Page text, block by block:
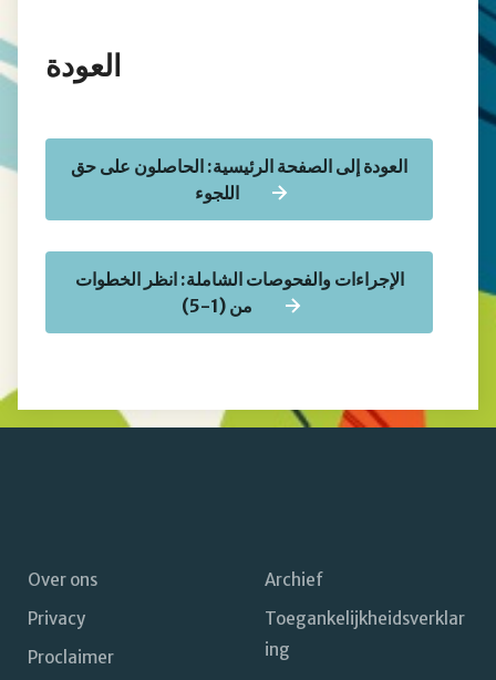
العودة
العودة إلى الصفحة الرئيسية: الحاصلون على حق
اللجوء
الإجراءات والفحوصات الشاملة: انظر الخطوات
من (1-5)
Footer
Over ons
Privacy
Proclaimer
Archief
Toegankelijkheidsverklar
ing